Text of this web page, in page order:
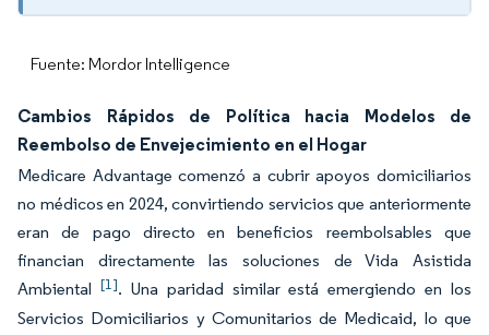
Fuente: Mordor Intelligence
Cambios Rápidos de Política hacia Modelos de
Reembolso de Envejecimiento en el Hogar
Medicare Advantage comenzó a cubrir apoyos domiciliarios
no médicos en 2024, convirtiendo servicios que anteriormente
eran de pago directo en beneficios reembolsables que
financian directamente las soluciones de Vida Asistida
Ambiental [1]. Una paridad similar está emergiendo en los
Servicios Domiciliarios y Comunitarios de Medicaid, lo que